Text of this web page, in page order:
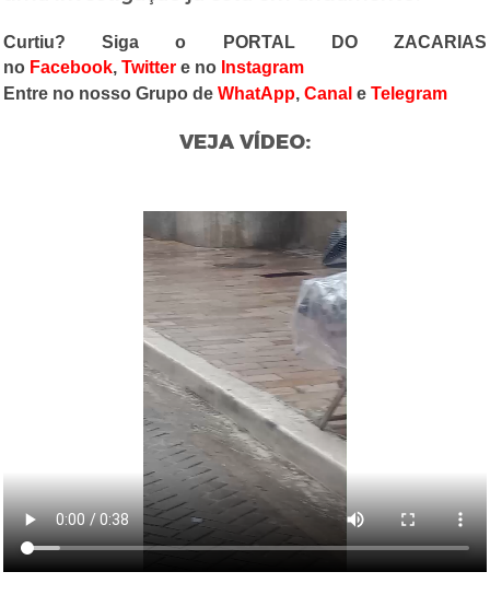
Curtiu? Siga o PORTAL DO ZACARIAS
no Facebook,Twitter e no Instagram
Entre no nosso Grupo deWhatApp,Canal eTelegram
VEJA VÍDEO: